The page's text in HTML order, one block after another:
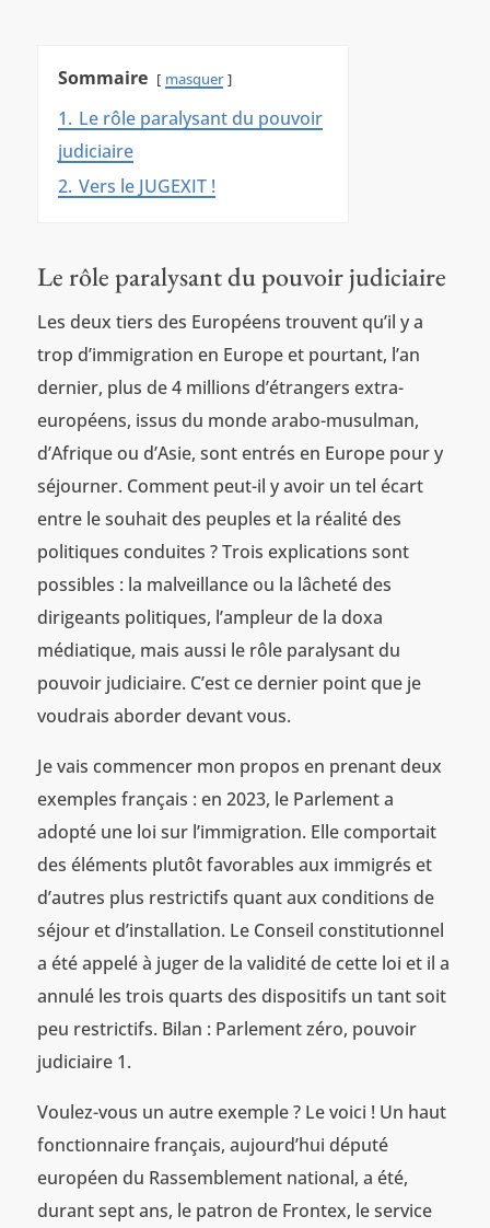
Sommaire masquer
1. Le rôle paralysant du pouvoir
judiciaire
2. Vers le JUGEXIT !
Le rôle paralysant du pouvoir judiciaire
Les deux tiers des Européens trouvent qu’il y a
trop d’immigration en Europe et pourtant, l’an
dernier, plus de 4 millions d’étrangers extra-
européens, issus du monde arabo-musulman,
d’Afrique ou d’Asie, sont entrés en Europe pour y
séjourner. Comment peut-il y avoir un tel écart
entre le souhait des peuples et la réalité des
politiques conduites ? Trois explications sont
possibles : la malveillance ou la lâcheté des
dirigeants politiques, l’ampleur de la doxa
médiatique, mais aussi le rôle paralysant du
pouvoir judiciaire. C’est ce dernier point que je
voudrais aborder devant vous.
Je vais commencer mon propos en prenant deux
exemples français : en 2023, le Parlement a
adopté une loi sur l’immigration. Elle comportait
des éléments plutôt favorables aux immigrés et
d’autres plus restrictifs quant aux conditions de
séjour et d’installation. Le Conseil constitutionnel
a été appelé à juger de la validité de cette loi et il a
annulé les trois quarts des dispositifs un tant soit
peu restrictifs. Bilan : Parlement zéro, pouvoir
judiciaire 1.
Voulez-vous un autre exemple ? Le voici ! Un haut
fonctionnaire français, aujourd’hui député
européen du Rassemblement national, a été,
durant sept ans, le patron de Frontex, le service